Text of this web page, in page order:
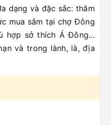
dạng và đặc sắc: thăm
mua sắm tại chợ Đông
hợp sở thích Á Đông...
và trong lành, là, địa